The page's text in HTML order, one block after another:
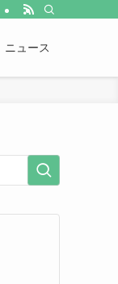
ニュース